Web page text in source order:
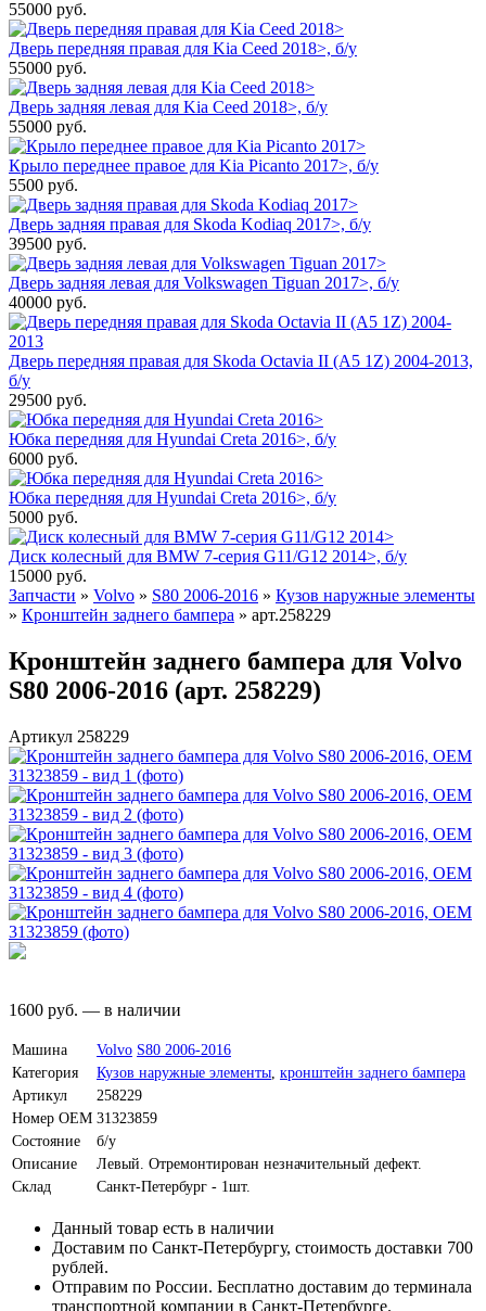
55000 руб.
Дверь передняя правая для Kia Ceed 2018>, б/у
55000 руб.
Дверь задняя левая для Kia Ceed 2018>, б/у
55000 руб.
Крыло переднее правое для Kia Picanto 2017>, б/у
5500 руб.
Дверь задняя правая для Skoda Kodiaq 2017>, б/у
39500 руб.
Дверь задняя левая для Volkswagen Tiguan 2017>, б/у
40000 руб.
Дверь передняя правая для Skoda Octavia II (A5 1Z) 2004-2013,
б/у
29500 руб.
Юбка передняя для Hyundai Creta 2016>, б/у
6000 руб.
Юбка передняя для Hyundai Creta 2016>, б/у
5000 руб.
Диск колесный для BMW 7-серия G11/G12 2014>, б/у
15000 руб.
Запчасти » Volvo » S80 2006-2016 » Кузов наружные элементы
» Кронштейн заднего бампера » арт.258229
Кронштейн заднего бампера для Volvo
S80 2006-2016 (арт. 258229)
Артикул 258229
1600 руб. — в наличии
Машина Volvo S80 2006-2016
Категория
Кузов наружные элементы кронштейн заднего бампера
Артикул
258229
Номер OEM 31323859
Состояние
б/у
Описание
Левый. Отремонтирован незначительный дефект.
Склад
Санкт-Петербург - 1шт.
Данный товар есть в наличии
Доставим по Санкт-Петербургу, стоимость доставки 700
рублей.
Отправим по России. Бесплатно доставим до терминала
транспортной компании в Санкт-Петербурге.